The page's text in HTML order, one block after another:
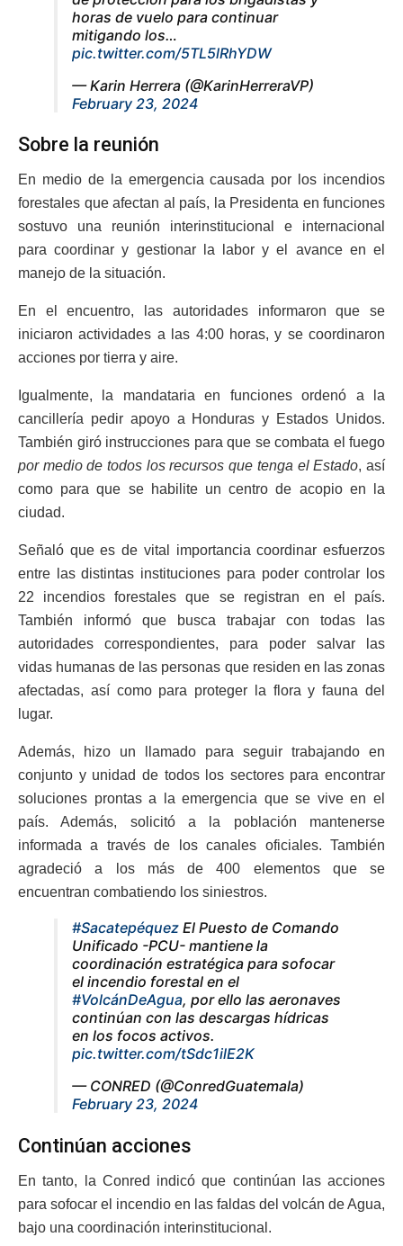
horas de vuelo para continuar
mitigando los…
pic.twitter.com/5TL5lRhYDW
— Karin Herrera (@KarinHerreraVP)
February 23, 2024
Sobre la reunión
En medio de la emergencia causada por los incendios
forestales que afectan al país, la Presidenta en funciones
sostuvo una reunión interinstitucional e internacional
para coordinar y gestionar la labor y el avance en el
manejo de la situación.
En el encuentro, las autoridades informaron que se
iniciaron actividades a las 4:00 horas, y se coordinaron
acciones por tierra y aire.
Igualmente, la mandataria en funciones ordenó a la
cancillería pedir apoyo a Honduras y Estados Unidos.
También giró instrucciones para que se combata el fuego
por medio de todos los recursos que tenga el Estado, así
como para que se habilite un centro de acopio en la
ciudad.
Señaló que es de vital importancia coordinar esfuerzos
entre las distintas instituciones para poder controlar los
22 incendios forestales que se registran en el país.
También informó que busca trabajar con todas las
autoridades correspondientes, para poder salvar las
vidas humanas de las personas que residen en las zonas
afectadas, así como para proteger la flora y fauna del
lugar.
Además, hizo un llamado para seguir trabajando en
conjunto y unidad de todos los sectores para encontrar
soluciones prontas a la emergencia que se vive en el
país. Además, solicitó a la población mantenerse
informada a través de los canales oficiales. También
agradeció a los más de 400 elementos que se
encuentran combatiendo los siniestros.
#Sacatepéquez El Puesto de Comando
Unificado -PCU- mantiene la
coordinación estratégica para sofocar
el incendio forestal en el
#VolcánDeAgua, por ello las aeronaves
continúan con las descargas hídricas
en los focos activos.
pic.twitter.com/tSdc1ilE2K
— CONRED (@ConredGuatemala)
February 23, 2024
Continúan acciones
En tanto, la Conred indicó que continúan las acciones
para sofocar el incendio en las faldas del volcán de Agua,
bajo una coordinación interinstitucional.